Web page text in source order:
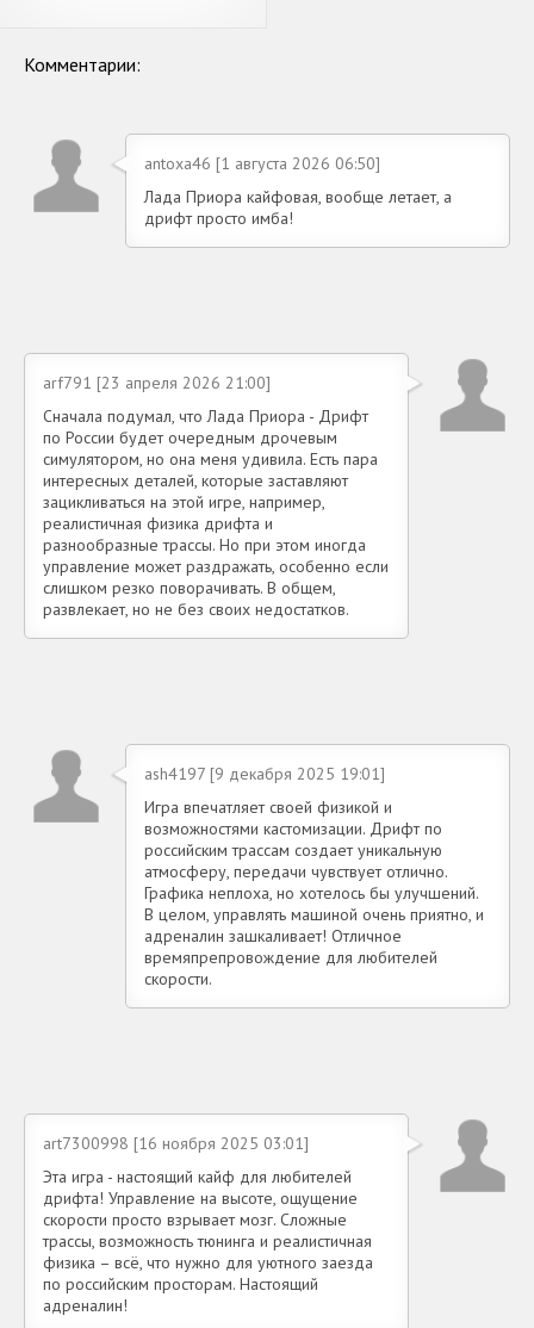
Комментарии:
antoxa46 [1 августа 2026 06:50]
Лада Приора кайфовая, вообще летает, а
дрифт просто имба!
arf791 [23 апреля 2026 21:00]
Сначала подумал, что Лада Приора - Дрифт
по России будет очередным дрочевым
симулятором, но она меня удивила. Есть пара
интересных деталей, которые заставляют
зацикливаться на этой игре, например,
реалистичная физика дрифта и
разнообразные трассы. Но при этом иногда
управление может раздражать, особенно если
слишком резко поворачивать. В общем,
развлекает, но не без своих недостатков.
ash4197 [9 декабря 2025 19:01]
Игра впечатляет своей физикой и
возможностями кастомизации. Дрифт по
российским трассам создает уникальную
атмосферу, передачи чувствует отлично.
Графика неплоха, но хотелось бы улучшений.
В целом, управлять машиной очень приятно, и
адреналин зашкаливает! Отличное
времяпрепровождение для любителей
скорости.
art7300998 [16 ноября 2025 03:01]
Эта игра - настоящий кайф для любителей
дрифта! Управление на высоте, ощущение
скорости просто взрывает мозг. Сложные
трассы, возможность тюнинга и реалистичная
физика – всё, что нужно для уютного заезда
по российским просторам. Настоящий
адреналин!